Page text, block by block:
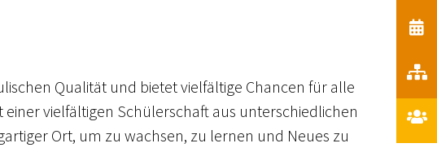
Qualität und bietet vielfältige Chancen für alle
vielfältigen Schülerschaft aus unterschiedlichen
Ort, um zu wachsen, zu lernen und Neues zu